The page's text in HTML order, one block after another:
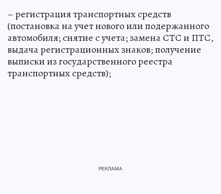
– регистрация транспортных средств
(постановка на учет нового или подержанного
автомобиля; снятие с учета; замена СТС и ПТС,
выдача регистрационных знаков; получение
выписки из государственного реестра
транспортных средств);